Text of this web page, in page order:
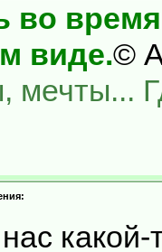
во время
виде.©
мечты...